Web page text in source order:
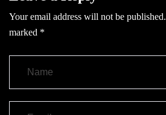
Your email address will not be published.
marked *